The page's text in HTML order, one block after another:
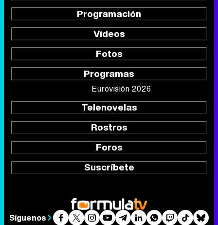
Programación
Vídeos
Fotos
Programas
Eurovisión 2026
Telenovelas
Rostros
Foros
Suscríbete
Síguenos